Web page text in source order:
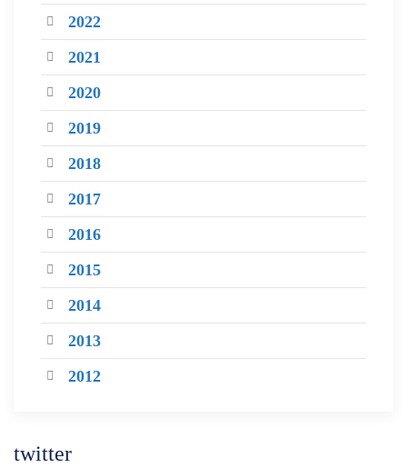
2022
2021
2020
2019
2018
2017
2016
2015
2014
2013
2012
twitter